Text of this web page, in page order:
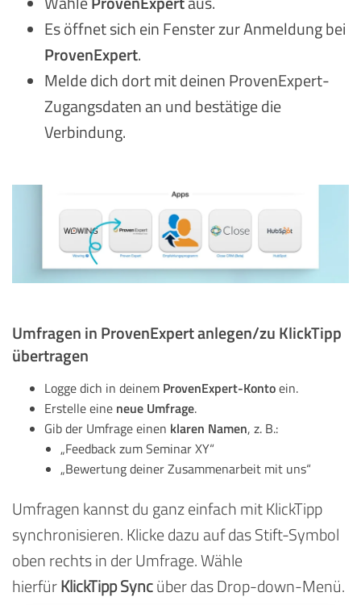
Es öffnet sich ein Fenster zur Anmeldung bei
ProvenExpert.
Melde dich dort mit deinen ProvenExpert-
Zugangsdaten an und bestätige die
Verbindung.
Umfragen in ProvenExpert anlegen/zu KlickTipp
übertragen
Logge dich in deinem ProvenExpert-Kontoein.
Erstelle eine neue Umfrage.
Gib der Umfrage einen klaren Namen, z. B.:
„Feedback zum Seminar XY“
„Bewertung deiner Zusammenarbeit mit uns“
Umfragen kannst du ganz einfach mit KlickTipp
synchronisieren. Klicke dazu auf das Stift-Symbol
oben rechts in der Umfrage.Wähle
hierfürKlickTipp Syncüber das Drop-down-Menü.